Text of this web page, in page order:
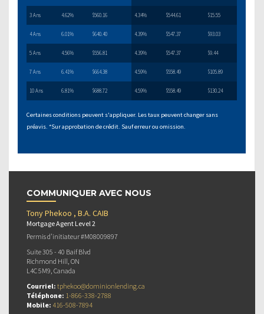
3 Ans 4.62% $560.16 4.34% $544.61 $15.55
4 Ans 6.01% $640.40 4.39% $547.37 $93.03
5 Ans 4.56% $556.81 4.39% $547.37 $9.44
7 Ans 6.41% $664.38 4.59% $558.49 $105.89
10 Ans 6.81% $688.72 4.59% $558.49 $130.24
Certaines conditions peuvent s'appliquer. Les taux peuvent changer sans
préavis. *Sur approbation de crédit. Sauf erreur ou omission.
COMMUNIQUER AVEC NOUS
Tony Phekoo , B.A. CAIB
Mortgage Agent Level 2
Permis d’initiateur #M08009897
Suite 305 - 40 Baif Blvd
Richmond Hill, ON
L4C 5M9, Canada
Courriel: tphekoo@dominionlending.ca
Téléphone: 1-866-338-2788
Mobile: 416-508-7894